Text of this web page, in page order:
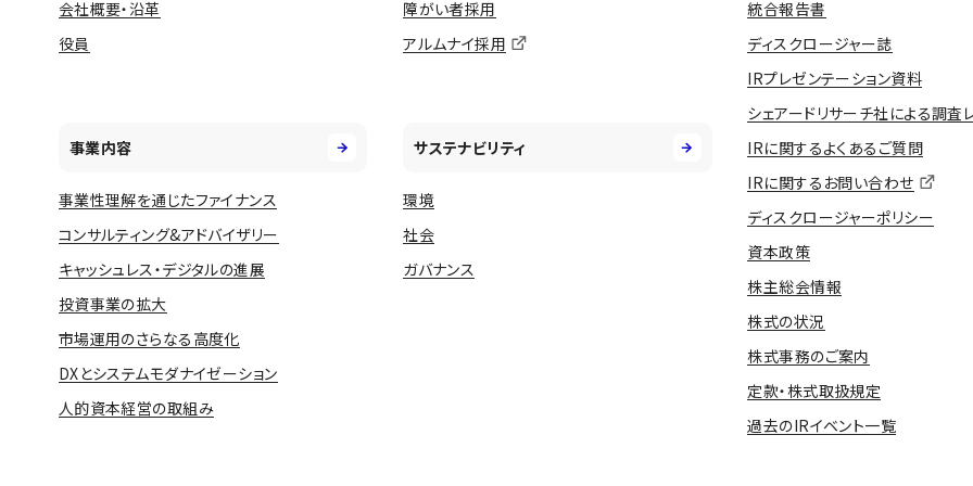
会社概要・沿革
役員
事業内容
事業性理解を通じたファイナンス
コンサルティング&アドバイザリー
キャッシュレス・デジタルの進展
投資事業の拡大
市場運用のさらなる高度化
DXとシステムモダナイゼーション
人的資本経営の取組み
障がい者採用
アルムナイ採用
サステナビリティ
環境
社会
ガバナンス
統合報告書
ディスクロージャー誌
IRプレゼンテーション資料
シェアードリサーチ社による調査
IRに関するよくあるご質問
IRに関するお問い合わせ
ディスクロージャーポリシー
資本政策
株主総会情報
株式の状況
株式事務のご案内
定款・株式取扱規定
過去のIRイベント一覧